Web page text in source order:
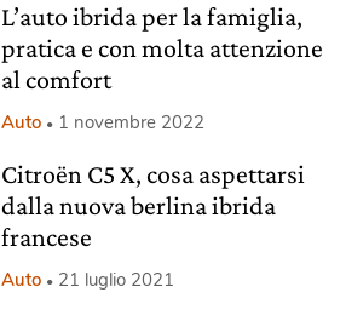
L’auto ibrida per la famiglia,
pratica e con molta attenzione
al comfort
Auto 1 novembre 2022
Citroën C5 X, cosa aspettarsi
dalla nuova berlina ibrida
francese
Auto 21 luglio 2021